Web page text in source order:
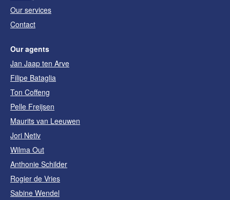
Our services
Contact
Our agents
Jan Jaap ten Arve
Filipe Bataglia
Ton Coffeng
Pelle Freijsen
Maurits van Leeuwen
Jori Netiv
Wilma Out
Anthonie Schilder
Rogier de Vries
Sabine Wendel